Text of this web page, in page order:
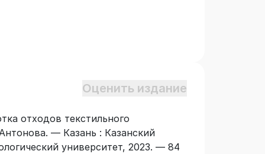
Оценить издание
отходов текстильного
— Казань : Казанский
университет, 2023. — 84